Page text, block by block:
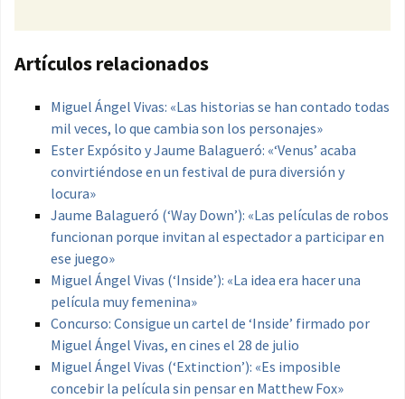
Artículos relacionados
Miguel Ángel Vivas: «Las historias se han contado todas
mil veces, lo que cambia son los personajes»
Ester Expósito y Jaume Balagueró: «‘Venus’ acaba
convirtiéndose en un festival de pura diversión y
locura»
Jaume Balagueró (‘Way Down’): «Las películas de robos
funcionan porque invitan al espectador a participar en
ese juego»
Miguel Ángel Vivas (‘Inside’): «La idea era hacer una
película muy femenina»
Concurso: Consigue un cartel de ‘Inside’ firmado por
Miguel Ángel Vivas, en cines el 28 de julio
Miguel Ángel Vivas (‘Extinction’): «Es imposible
concebir la película sin pensar en Matthew Fox»